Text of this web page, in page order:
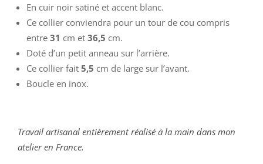
En cuir noir satiné et accent blanc.
Ce collier conviendra pour un tour de cou compris
entre 31 cm et 36,5 cm.
Doté d’un petit anneau sur l’arrière.
Ce collier fait 5,5 cm de large sur l’avant.
Boucle en inox.
Travail artisanal entièrement réalisé à la main dans mon
atelier en France.